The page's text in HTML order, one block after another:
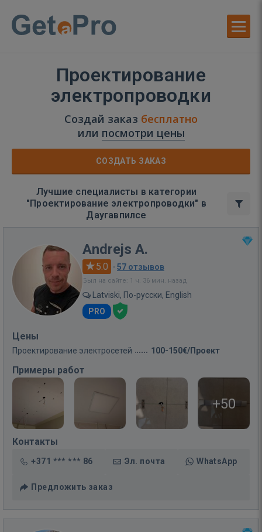
Проектирование
электропроводки
Создай заказ бесплатно
или посмотри цены
СОЗДАТЬ ЗАКАЗ
Лучшие специалисты в категории
"Проектирование электропроводки" в
Даугавпилсе
Andrejs A.
5.0 · 57 отзывов
Был на сайте: 1 ч. 36 мин. назад
Latviski, По-русски, English
PRO
Цены
Проектирование электросетей 100-150€/Проект
Примеры работ
+50
Контакты
+371 *** *** 86 Эл. почта WhatsApp
Предложить заказ